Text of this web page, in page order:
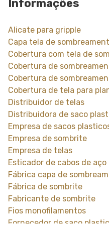
Informações
Alicate para gripple
Capa tela de
Cobertura com tela de
Cobertura de
Cobertura de
Cobertura de tela para
Distribuidor de telas
Distribuidora de saco
Empresa de sacos
Empresa de sombrite
Empresa de telas
Esticador de cabos de aço
Fábrica capa de
Fábrica de sombrite
Fabricante de sombrite
Fios monofilamentos
Fornecedor de saco